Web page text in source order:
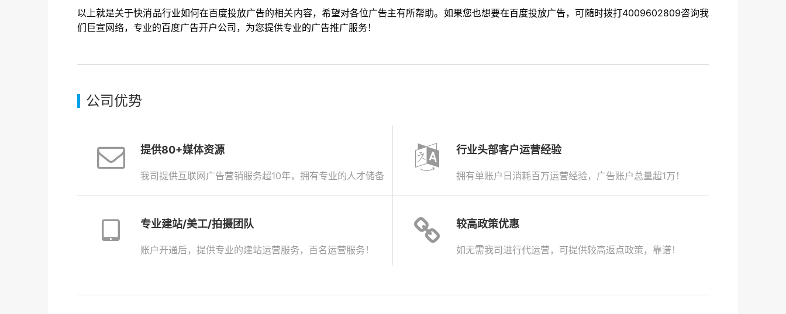
以上就是关于快消品行业如何在百度投放广告的相关内容，希望对各位广告主有所帮助。如果您也想要在百度投放广告，可随时拨打4009602809咨询我
们巨宣网络，专业的百度广告开户公司，为您提供专业的广告推广服务！
公司优势
提供80+媒体资源
我司提供互联网广告营销服务超10年，拥有专业的人才储备
行业头部客户运营经验
拥有单账户日消耗百万运营经验，广告账户总量超1万！
专业建站/美工/拍摄团队
账户开通后，提供专业的建站运营服务，百名运营服务！
较高政策优惠
如无需我司进行代运营，可提供较高返点政策，靠谱！